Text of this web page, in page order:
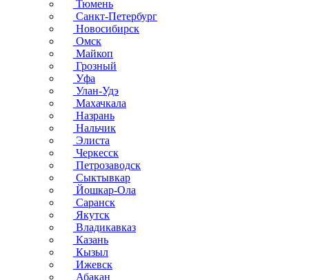
Тюмень
Санкт-Петербург
Новосибирск
Омск
Майкоп
Грозный
Уфа
Улан-Удэ
Махачкала
Назрань
Нальчик
Элиста
Черкесск
Петрозаводск
Сыктывкар
Йошкар-Ола
Саранск
Якутск
Владикавказ
Казань
Кызыл
Ижевск
Абакан